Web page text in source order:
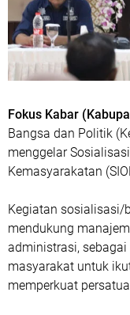
Fokus Kabar
Bangsa dan Politik
menggelar
Kemasyarakatan
Kegiatan sosialisasi/
mendukung
administrasi,
masyarakat untuk
memperkuat